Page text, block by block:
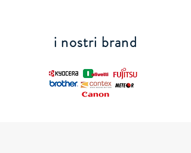
i nostri brand